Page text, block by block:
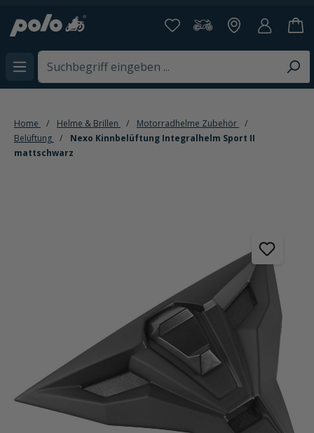
springen
Home Helme & Brillen
Motorradhelme Zubehör
Belüftung
Nexo Kinnbelüftung Integralhelm Sport II
mattschwarz